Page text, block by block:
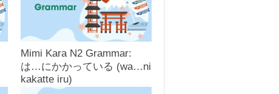
Mimi Kara N2 Grammar:
は…にかかっている (wa…ni
kakatte iru)